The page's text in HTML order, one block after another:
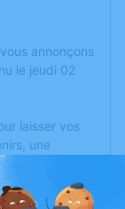
annonçons
le jeudi 02
laisser vos
une
des poèmes
dédié à